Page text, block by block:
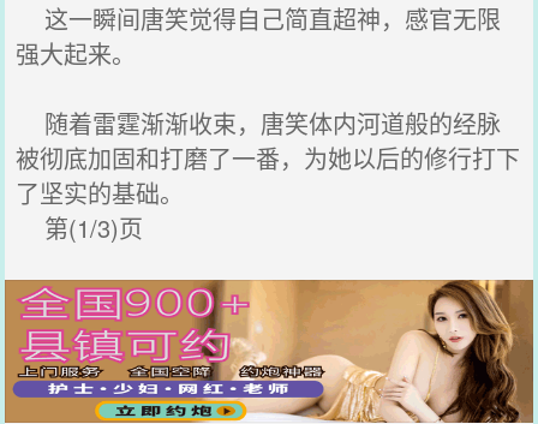
这一瞬间唐笑觉得自己简直超神，感官无限
强大起来。
随着雷霆渐渐收束，唐笑体内河道般的经脉
被彻底加固和打磨了一番，为她以后的修行打下
了坚实的基础。
第(1/3)页